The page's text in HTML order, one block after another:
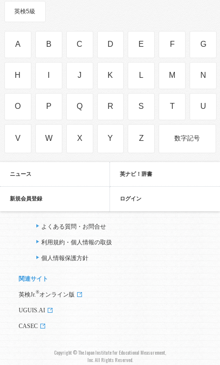
英検5級
A B C D E F G
H J K L M N
O P Q R S T U
V W X Y Z 数字記号
ニュース 英ナビ！辞書
新規会員登録 ログイン
よくある質問・お問合せ
利用規約・個人情報の取扱
個人情報保護方針
関連サイト
英検Jr. ®オンライン版
UGUIS.AI
CASEC
Copyright © The Japan Institute for Educational Measurement,
Inc. All Rights Reserved.